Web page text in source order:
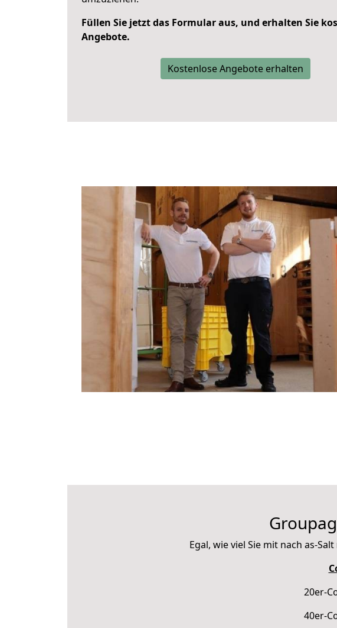
Füllen Sie jetzt das Formular aus, und erhalten Sie
Angebote.
Kostenlose Angebote erhalten
Egal, wie viel Sie mit nach as-
20er-
40er-